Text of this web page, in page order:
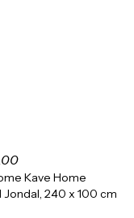
Kave Home
Jondal, 240 x 100 cm